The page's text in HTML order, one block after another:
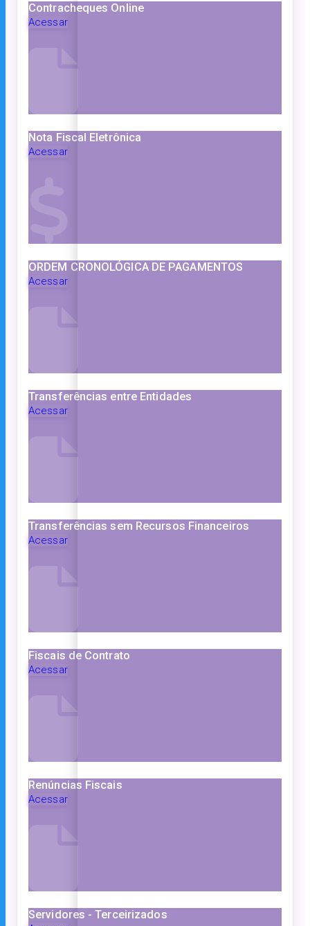
Contracheques Online
Acessar
Nota Fiscal Eletrônica
Acessar
ORDEM CRONOLÓGICA DE PAGAMENTOS
Acessar
Transferências entre Entidades
Acessar
Transferências sem Recursos Financeiros
Acessar
Fiscais de Contrato
Acessar
Renúncias Fiscais
Acessar
Servidores - Terceirizados